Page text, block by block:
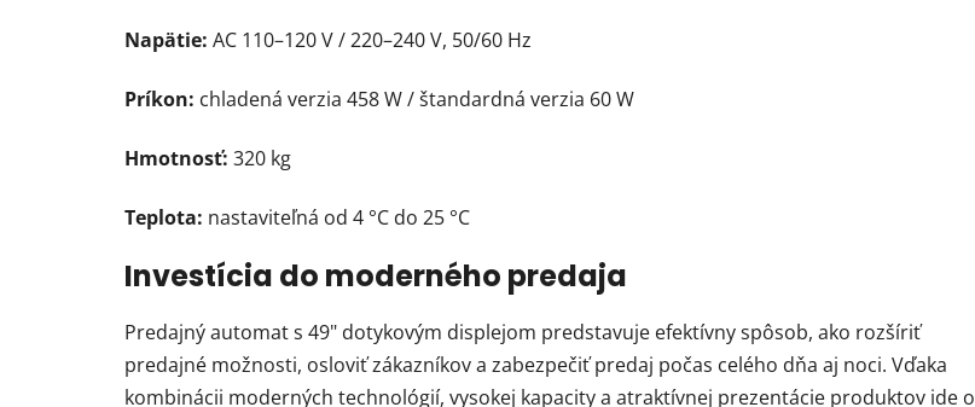
Napätie: AC 110–120 V / 220–240 V, 50/60 Hz
Príkon: chladená verzia 458 W / štandardná verzia 60 W
Hmotnosť: 320 kg
Teplota: nastaviteľná od 4 °C do 25 °C
Investícia do moderného predaja
Predajný automat s 49" dotykovým displejom predstavuje efektívny spôsob, ako rozšíriť
predajné možnosti, osloviť zákazníkov a zabezpečiť predaj počas celého dňa aj noci. Vďaka
kombinácii moderných technológií, vysokej kapacity a atraktívnej prezentácie produktov ide o